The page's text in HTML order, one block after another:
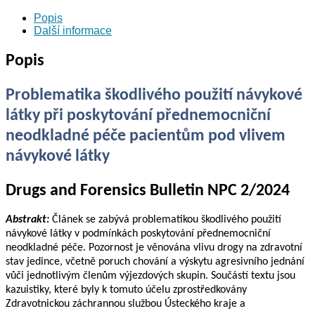
poskytování
přednemocniční
péče
Popis
Další informace
Popis
Problematika škodlivého použití návykové
látky při poskytování přednemocniční
neodkladné péče pacientům pod vlivem
návykové látky
Drugs and Forensics Bulletin NPC 2/2024
Abstrakt: Článek se zabývá problematikou škodlivého použití
návykové látky v podmínkách poskytování přednemocniční
neodkladné péče. Pozornost je věnována vlivu drogy na zdravotní
stav jedince, včetně poruch chování a výskytu agresivního jednání
vůči jednotlivým členům výjezdových skupin. Součástí textu jsou
kazuistiky, které byly k tomuto účelu zprostředkovány
Zdravotnickou záchrannou službou Ústeckého kraje a